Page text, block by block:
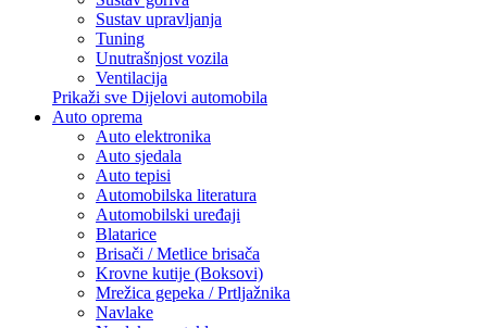
Sustav upravljanja
Tuning
Unutrašnjost vozila
Ventilacija
Prikaži sve Dijelovi automobila
Auto oprema
Auto elektronika
Auto sjedala
Auto tepisi
Automobilska literatura
Automobilski uređaji
Blatarice
Brisači / Metlice brisača
Krovne kutije (Boksovi)
Mrežica gepeka / Prtljažnika
Navlake